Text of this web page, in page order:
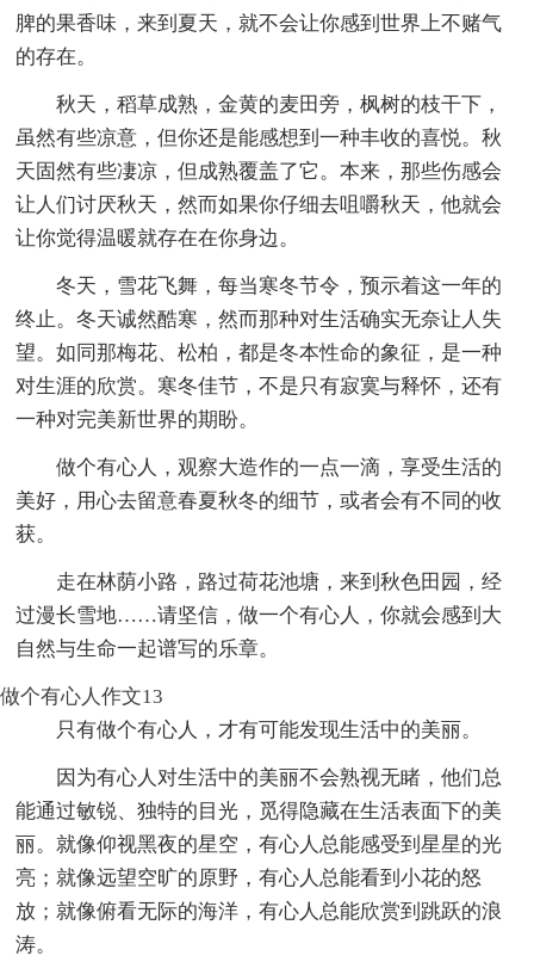
脾的果香味，来到夏天，就不会让你感到世界上不赌气
的存在。
秋天，稻草成熟，金黄的麦田旁，枫树的枝干下，
虽然有些凉意，但你还是能感想到一种丰收的喜悦。秋
天固然有些凄凉，但成熟覆盖了它。本来，那些伤感会
让人们讨厌秋天，然而如果你仔细去咀嚼秋天，他就会
让你觉得温暖就存在在你身边。
冬天，雪花飞舞，每当寒冬节令，预示着这一年的
终止。冬天诚然酷寒，然而那种对生活确实无奈让人失
望。如同那梅花、松柏，都是冬本性命的象征，是一种
对生涯的欣赏。寒冬佳节，不是只有寂寞与释怀，还有
一种对完美新世界的期盼。
做个有心人，观察大造作的一点一滴，享受生活的
美好，用心去留意春夏秋冬的细节，或者会有不同的收
获。
走在林荫小路，路过荷花池塘，来到秋色田园，经
过漫长雪地……请坚信，做一个有心人，你就会感到大
自然与生命一起谱写的乐章。
做个有心人作文13
只有做个有心人，才有可能发现生活中的美丽。
因为有心人对生活中的美丽不会熟视无睹，他们总
能通过敏锐、独特的目光，觅得隐藏在生活表面下的美
丽。就像仰视黑夜的星空，有心人总能感受到星星的光
亮；就像远望空旷的原野，有心人总能看到小花的怒
放；就像俯看无际的海洋，有心人总能欣赏到跳跃的浪
涛。